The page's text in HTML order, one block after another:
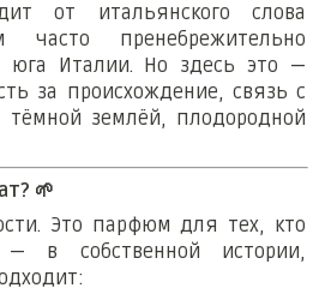
от итальянского слова
пренебрежительно
юга Италии. Но здесь это —
за происхождение, связь с
землёй, плодородной
🌱
Это парфюм для тех, кто
— в собственной истории,